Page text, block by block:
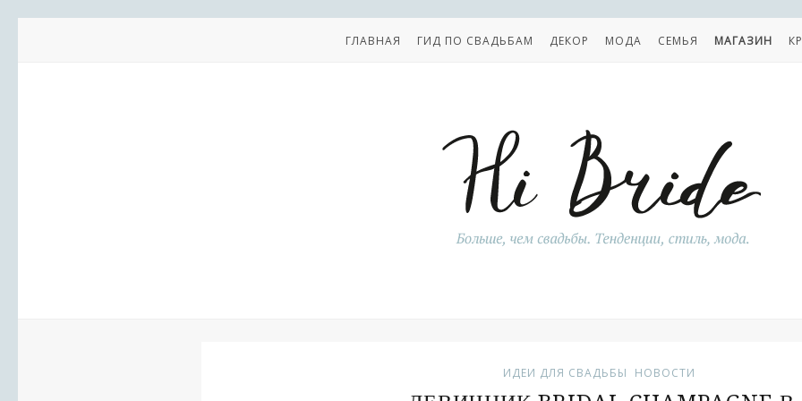
ГЛАВНАЯ ГИД ПО СВАДЬБАМ ДЕКОР МОДА СЕМЬЯ МАГАЗИН
ИДЕИ ДЛЯ СВАДЬБЫ НОВОСТИ